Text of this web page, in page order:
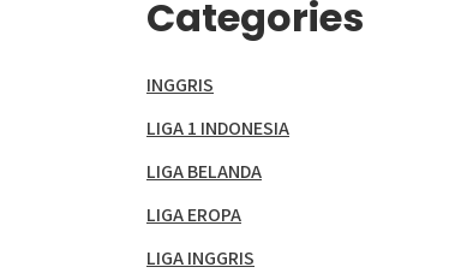
Categories
INGGRIS
LIGA 1 INDONESIA
LIGA BELANDA
LIGA EROPA
LIGA INGGRIS